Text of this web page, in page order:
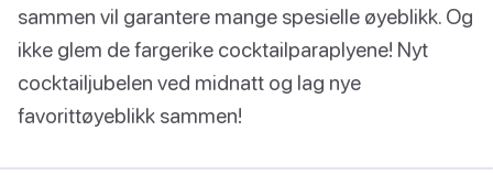
sammen vil garantere mange spesielle øyeblikk. Og
ikke glem de fargerike cocktailparaplyene! Nyt
cocktailjubelen ved midnatt og lag nye
favorittøyeblikk sammen!